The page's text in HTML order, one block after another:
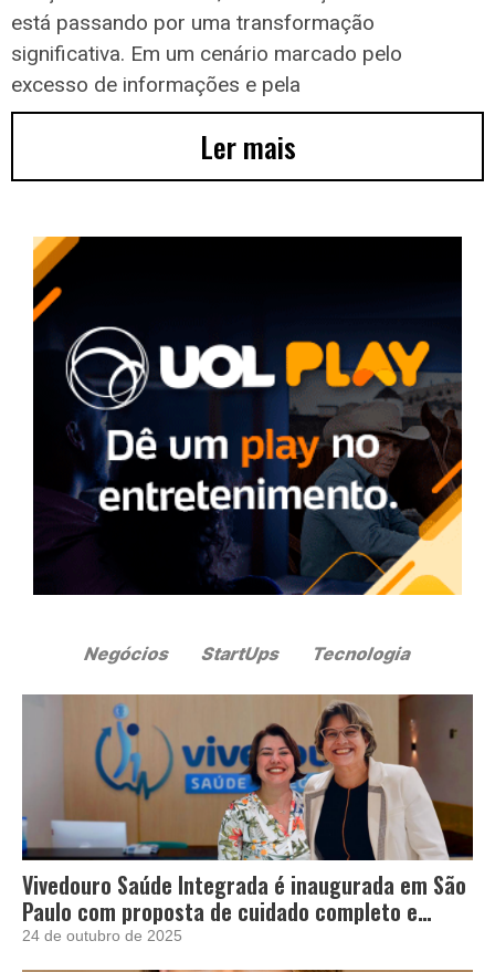
está passando por uma transformação
significativa. Em um cenário marcado pelo
excesso de informações e pela
Ler mais
Vivedouro Saúde Integrada é inaugurada em São
Paulo com proposta de cuidado completo e
acolhedor
24 de outubro de 2025